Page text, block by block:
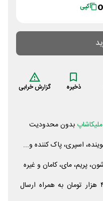
کپی
ذخیره گزارش خرابی
بدون محدودیت
اسپری، پاک کننده و...
پریم، مای، کامان و غیره
فعال برای سفارشات بالای ۴۰۰ هزار تومان به همراه ارسال